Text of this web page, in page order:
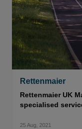
Rettenmaier
Rettenmaier UK
specialised
25 Aug, 2021